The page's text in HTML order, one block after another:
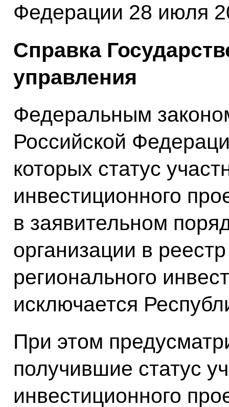
Федерации 28 июля
Справка
управления
Федеральным
Российской
которых статус
инвестиционного
в заявительном
организации в
регионального
исключается
При этом
получившие статус
инвестиционного